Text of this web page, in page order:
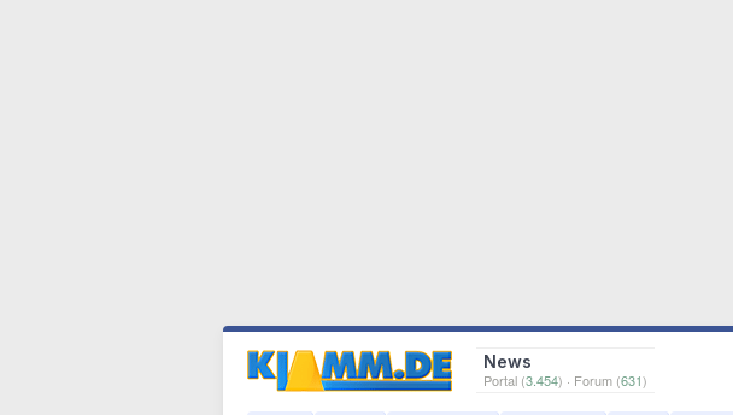
News
Portal (3.454) · Forum (631)